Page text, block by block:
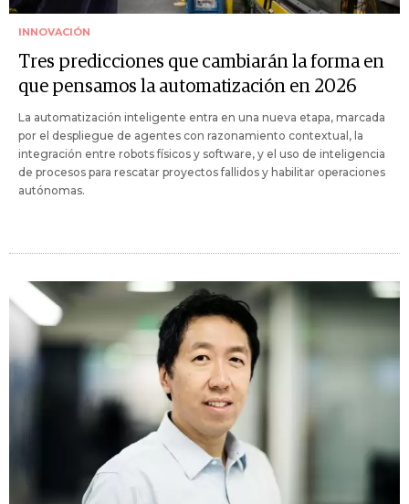
INNOVACIÓN
Tres predicciones que cambiarán la forma en
que pensamos la automatización en 2026
La automatización inteligente entra en una nueva etapa, marcada
por el despliegue de agentes con razonamiento contextual, la
integración entre robots físicos y software, y el uso de inteligencia
de procesos para rescatar proyectos fallidos y habilitar operaciones
autónomas.